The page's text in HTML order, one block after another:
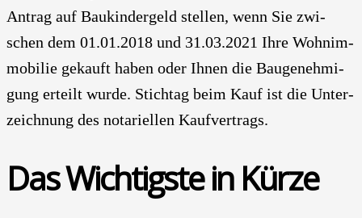
Antrag auf Bau­kin­der­geld stel­len, wenn Sie zwi­
schen dem 01.01.2018 und 31.03.2021 Ihre Wohn­im­
mo­bi­lie gekauft haben oder Ihnen die Bau­ge­neh­mi­
gung erteilt wur­de. Stich­tag beim Kauf ist die Unter­
zeich­nung des nota­ri­el­len Kauf­ver­trags.
Das Wich­tigs­te in Kür­ze